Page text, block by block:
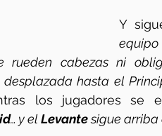
Y
rueden cabezas ni
hasta el
los jugadores se
… y el Levante sigue arriba